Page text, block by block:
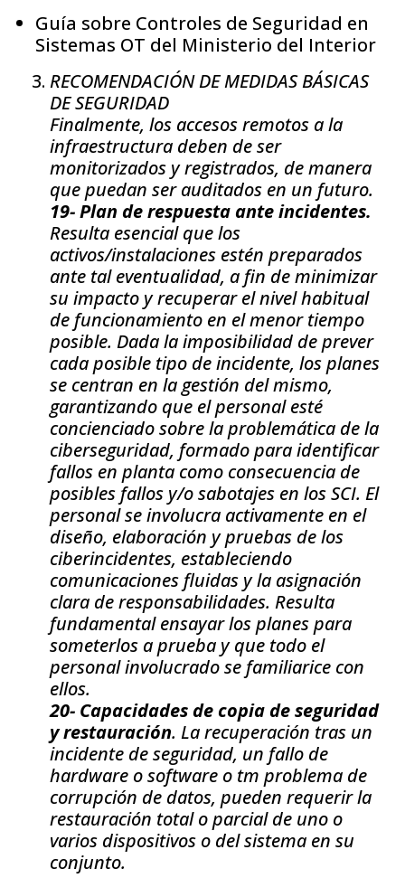
Guía sobre Controles de Seguridad en
Sistemas OT del Ministerio del Interior
RECOMENDACIÓN DE MEDIDAS BÁSICAS
DE SEGURIDAD
Finalmente, los accesos remotos a la
infraestructura deben de ser
monitorizados y registrados, de manera
que puedan ser auditados en un futuro.
19- Plan de respuesta ante incidentes.
Resulta esencial que los
activos/instalaciones estén preparados
ante tal eventualidad, a fin de minimizar
su impacto y recuperar el nivel habitual
de funcionamiento en el menor tiempo
posible. Dada la imposibilidad de prever
cada posible tipo de incidente, los planes
se centran en la gestión del mismo,
garantizando que el personal esté
concienciado sobre la problemática de la
ciberseguridad, formado para identificar
fallos en planta como consecuencia de
posibles fallos y/o sabotajes en los SCI. El
personal se involucra activamente en el
diseño, elaboración y pruebas de los
ciberincidentes, estableciendo
comunicaciones fluidas y la asignación
clara de responsabilidades. Resulta
fundamental ensayar los planes para
someterlos a prueba y que todo el
personal involucrado se familiarice con
ellos.
20- Capacidades de copia de seguridad
y restauración. La recuperación tras un
incidente de seguridad, un fallo de
hardware o software o tm problema de
corrupción de datos, pueden requerir la
restauración total o parcial de uno o
varios dispositivos o del sistema en su
conjunto.